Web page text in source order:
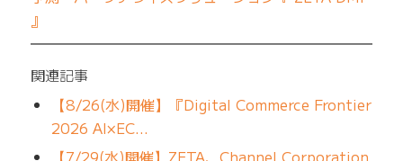
』
関連記事
【8/26(水)開催】『Digital Commerce Frontier
2026 AI×EC…
【7/29(水)開催】ZETA、Channel Corporation